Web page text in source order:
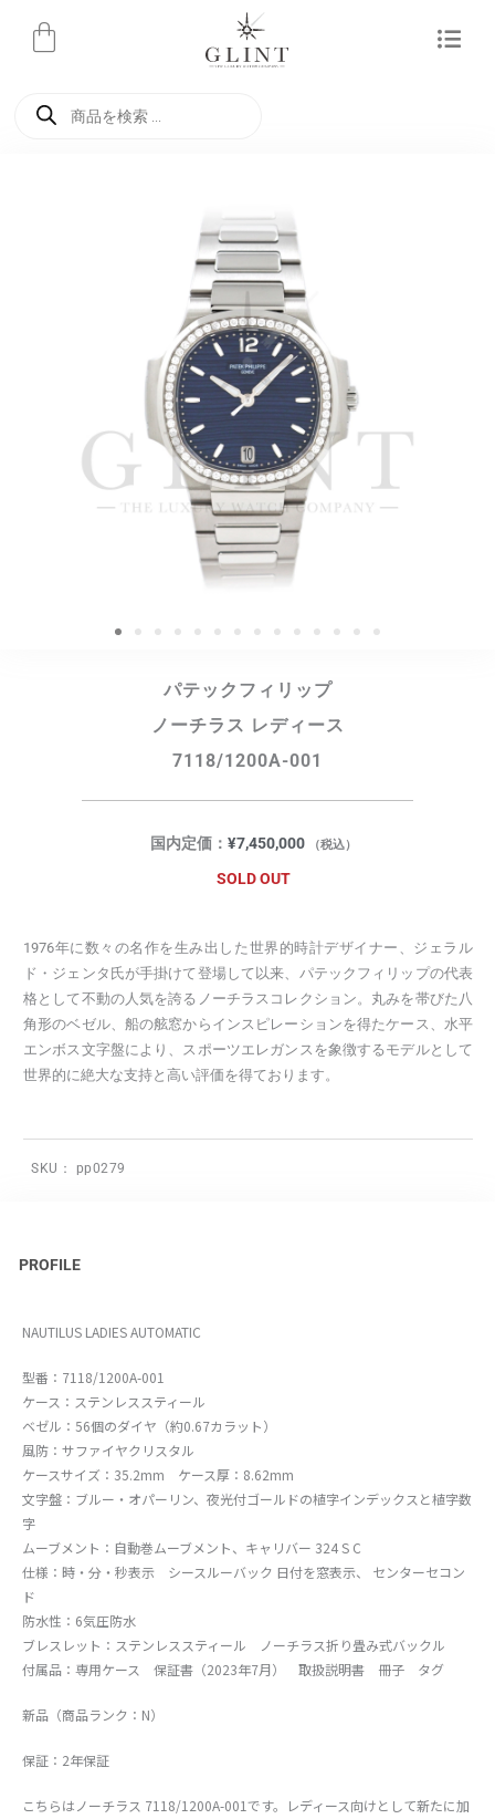
パテックフィリップ
ノーチラス レディース
7118/1200A-001
国内定価： ¥7,450,000 （税込）
SOLD OUT
1976年に数々の名作を生み出した世界的時計デザイナー、ジェラル
ド・ジェンタ氏が手掛けて登場して以来、パテックフィリップの代表
格として不動の人気を誇るノーチラスコレクション。丸みを帯びた八
角形のベゼル、船の舷窓からインスピレーションを得たケース、水平
エンボス文字盤により、スポーツエレガンスを象徴するモデルとして
世界的に絶大な支持と高い評価を得ております。
SKU： pp0279
PROFILE
NAUTILUS LADIES AUTOMATIC
型番：7118/1200A-001
ケース：ステンレススティール
ベゼル：56個のダイヤ（約0.67カラット）
風防：サファイヤクリスタル
ケースサイズ：35.2mm ケース厚：8.62mm
文字盤：ブルー・オパーリン、夜光付ゴールドの植字インデックスと植字数
字
ムーブメント：自動巻ムーブメント、キャリバー 324 S C
仕様：時・分・秒表示 シースルーバック 日付を窓表示、 センターセコン
ド
防水性：6気圧防水
ブレスレット：ステンレススティール ノーチラス折り畳み式バックル
付属品：専用ケース 保証書（2023年7月） 取扱説明書 冊子 タグ
新品（商品ランク：N）
保証：2年保証
こちらはノーチラス 7118/1200A-001です。レディース向けとして新たに加